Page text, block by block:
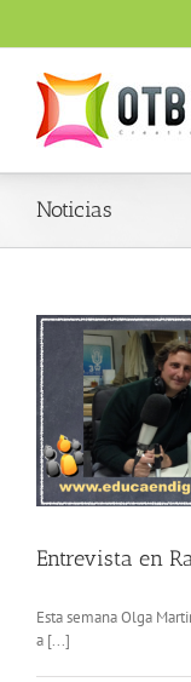
Noticias
Entrevista en
Esta semana Olga
a [...]